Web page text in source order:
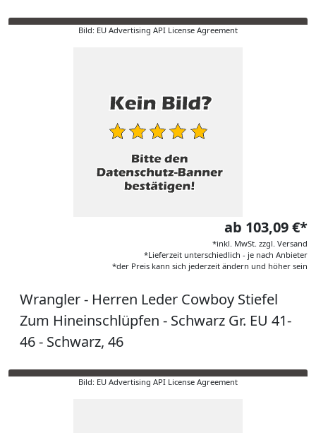
Bild: EU Advertising API License Agreement
ab 103,09 €*
*inkl. MwSt. zzgl. Versand
*Lieferzeit unterschiedlich - je nach Anbieter
*der Preis kann sich jederzeit ändern und höher sein
Wrangler - Herren Leder Cowboy Stiefel
Zum Hineinschlüpfen - Schwarz Gr. EU 41-
46 - Schwarz, 46
Bild: EU Advertising API License Agreement